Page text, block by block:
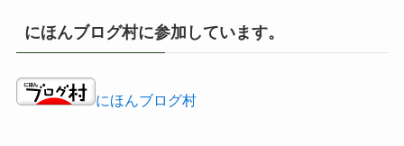
イ
ブ
にほんブログ村に参加しています。
にほんブログ村